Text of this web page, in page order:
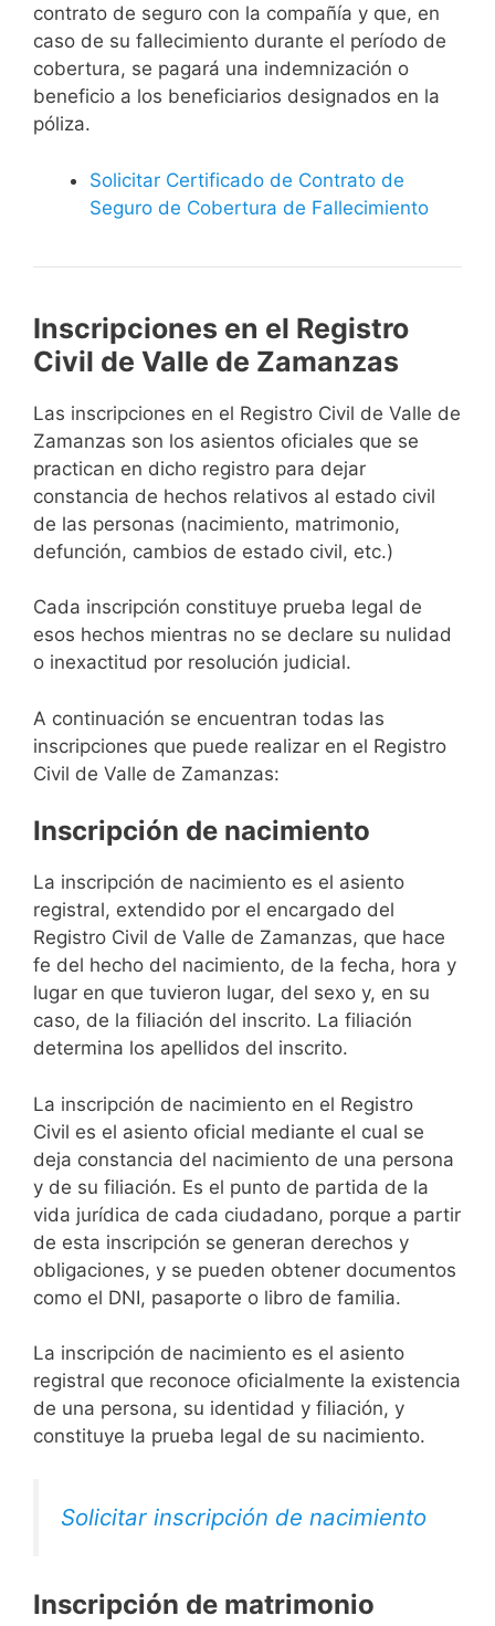
contrato de seguro con la compañía y que, en
caso de su fallecimiento durante el período de
cobertura, se pagará una indemnización o
beneficio a los beneficiarios designados en la
póliza.
Solicitar Certificado de Contrato de
Seguro de Cobertura de Fallecimiento
Inscripciones en el Registro
Civil de Valle de Zamanzas
Las inscripciones en el Registro Civil de Valle de
Zamanzas son los asientos oficiales que se
practican en dicho registro para dejar
constancia de hechos relativos al estado civil
de las personas (nacimiento, matrimonio,
defunción, cambios de estado civil, etc.)
Cada inscripción constituye prueba legal de
esos hechos mientras no se declare su nulidad
o inexactitud por resolución judicial.
A continuación se encuentran todas las
inscripciones que puede realizar en el Registro
Civil de Valle de Zamanzas:
Inscripción de nacimiento
La inscripción de nacimiento es el asiento
registral, extendido por el encargado del
Registro Civil de Valle de Zamanzas, que hace
fe del hecho del nacimiento, de la fecha, hora y
lugar en que tuvieron lugar, del sexo y, en su
caso, de la filiación del inscrito. La filiación
determina los apellidos del inscrito.
La inscripción de nacimiento en el Registro
Civil es el asiento oficial mediante el cual se
deja constancia del nacimiento de una persona
y de su filiación. Es el punto de partida de la
vida jurídica de cada ciudadano, porque a partir
de esta inscripción se generan derechos y
obligaciones, y se pueden obtener documentos
como el DNI, pasaporte o libro de familia.
La inscripción de nacimiento es el asiento
registral que reconoce oficialmente la existencia
de una persona, su identidad y filiación, y
constituye la prueba legal de su nacimiento.
Solicitar inscripción de nacimiento
Inscripción de matrimonio